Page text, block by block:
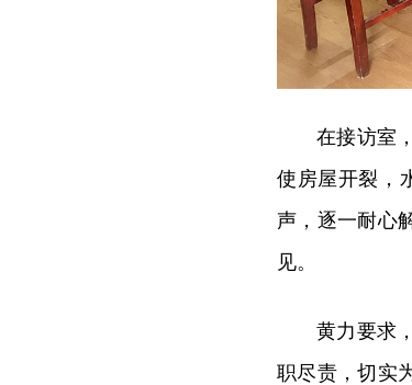
在接访室
使房屋开裂，
声，逐一耐心
见。
黄力要求
职尽责，切实